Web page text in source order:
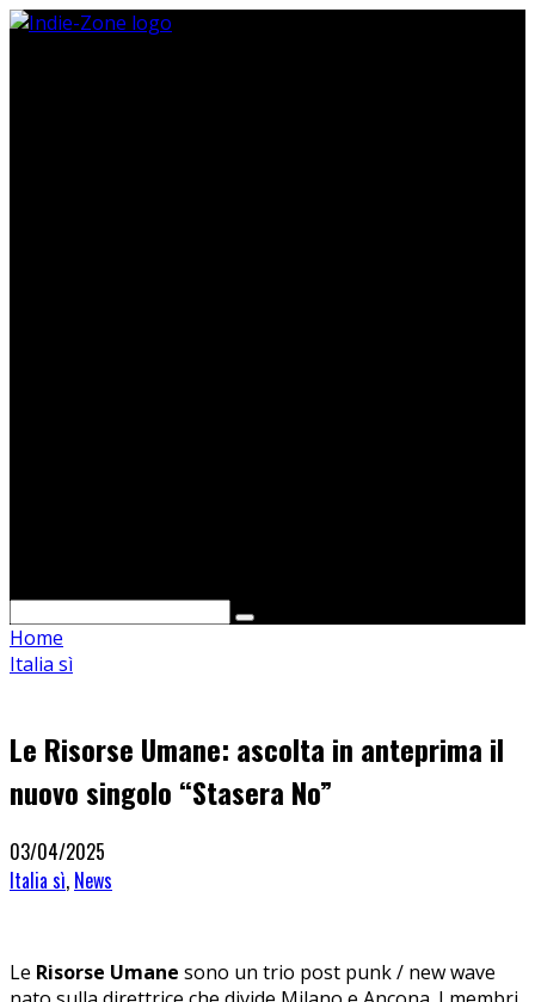
Home
Italia sì
Le Risorse Umane: ascolta in anteprima il
nuovo singolo “Stasera No”
03/04/2025
Italia sì, News
Le Risorse Umane sono un trio post punk / new wave